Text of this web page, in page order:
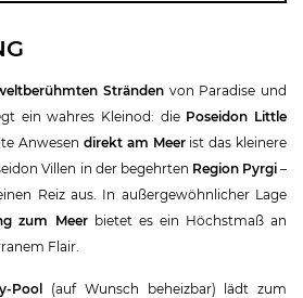
Strändenvon Paradise und
ein wahres Kleinod: die Poseidon Little
Anwesendirekt am Meerist das kleinere
Villen in der begehrten Region Pyrgi–
Reiz aus. In außergewöhnlicher Lage
zum Meerbietet es ein Höchstmaß an
Flair.
Pool (auf Wunsch beheizbar) lädt zum